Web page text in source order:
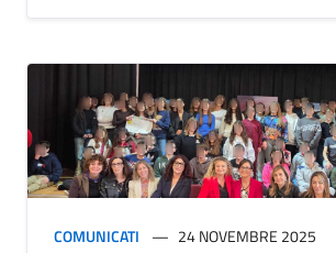
COMUNICATI 24 NOVEMBRE 2025